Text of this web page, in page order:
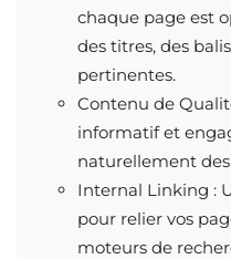
chaque page est
des titres, des
pertinentes.
Contenu de
informatif et
naturellement
Internal Linking :
pour relier vos
moteurs de